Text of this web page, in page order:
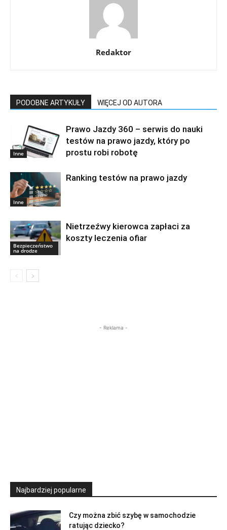
Redaktor
PODOBNE ARTYKUŁY WIĘCEJ OD AUTORA
Inne
Prawo Jazdy 360 – serwis do nauki
testów na prawo jazdy, który po
prostu robi robotę
Inne
Ranking testów na prawo jazdy
Bezpieczeństwo
na drodze
Nietrzeźwy kierowca zapłaci za
koszty leczenia ofiar
- Reklama -
Najbardziej popularne
Czy można zbić szybę w samochodzie
ratując dziecko?